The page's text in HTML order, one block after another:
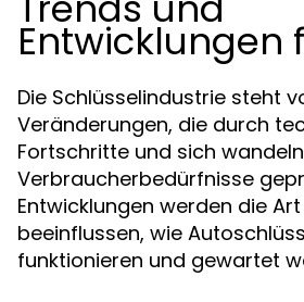
Entwicklungen
Die Schlüsselindustrie steht
Veränderungen, die durch
Fortschritte und sich
Verbraucherbedürfnisse
Entwicklungen werden die
beeinflussen, wie
funktionieren und gewartet